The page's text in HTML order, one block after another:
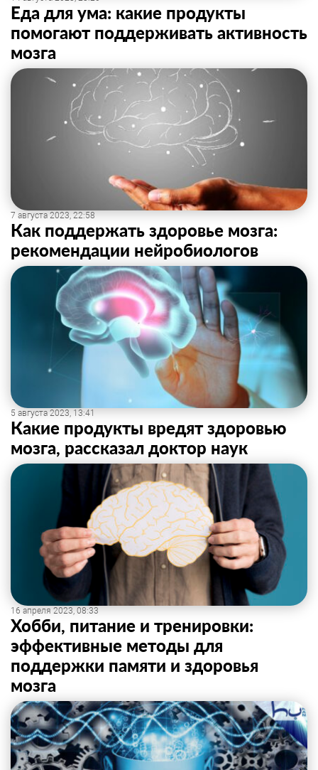
Еда для ума: какие продукты
помогают поддерживать активность
мозга
7 августа 2023, 22:58
Как поддержать здоровье мозга:
рекомендации нейробиологов
5 августа 2023, 13:41
Какие продукты вредят здоровью
мозга, рассказал доктор наук
16 апреля 2023, 08:33
Хобби, питание и тренировки:
эффективные методы для
поддержки памяти и здоровья
мозга